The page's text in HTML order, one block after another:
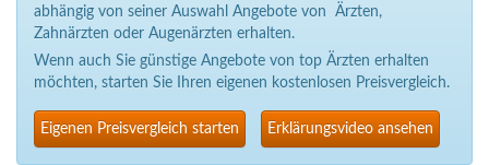
abhängig von seiner Auswahl Angebote von Ärzten,
Zahnärzten oder Augenärzten erhalten.
Wenn auch Sie günstige Angebote von top Ärzten erhalten
möchten, starten Sie Ihren eigenen kostenlosen Preisvergleich.
Eigenen Preisvergleich starten Erklärungsvideo ansehen